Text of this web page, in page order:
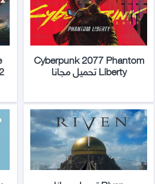
Cyberpunk 2077 Phantom
Liberty تحميل مجانا